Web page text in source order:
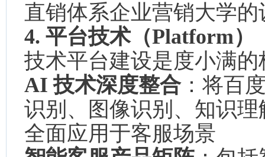
直销体系企业营销大学
4. 平台技术（Platform）
技术平台建设是度小满
AI 技术深度整合：将百
识别、图像识别、知识
全面应用于客服场景